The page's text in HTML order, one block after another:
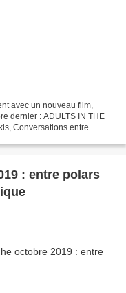
avec un nouveau film,
dernier : ADULTS IN THE
Conversations entre
: entre polars